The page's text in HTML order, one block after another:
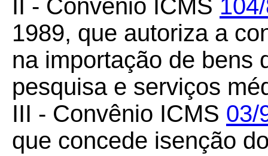
II - Convênio ICMS
1989, que autoriza a
na importação de bens
pesquisa e serviços
III - Convênio ICMS 03/
que concede isenção